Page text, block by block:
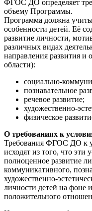
ФГОС ДО определяет
объему Программы.
Программа должна
особенности детей. Её
развитие личности,
различных видах
направления развития и
области):
социально-
познавательное
речевое развитие;
художественно-
физическое
О требованиях к
Требования ФГОС ДО к
исходят из того, что эти
полноценное развитие
коммуникативного,
художественно-
личности детей на фоне
положительного